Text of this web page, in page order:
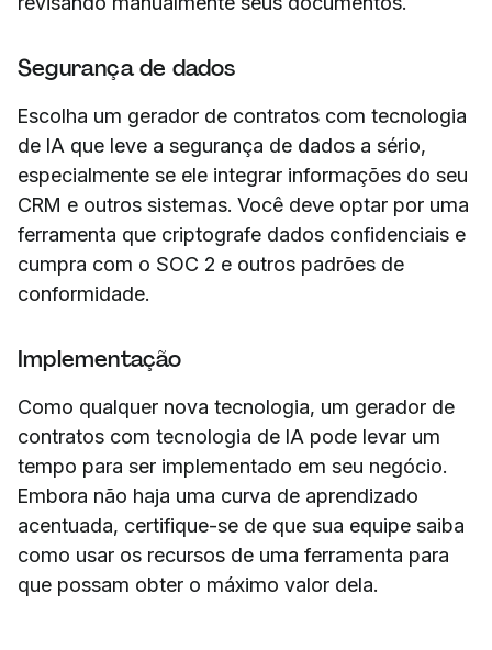
Segurança de dados
Escolha um gerador de contratos com tecnologia
de IA que leve a segurança de dados a sério,
especialmente se ele integrar informações do seu
CRM e outros sistemas. Você deve optar por uma
ferramenta que criptografe dados confidenciais e
cumpra com o SOC 2 e outros padrões de
conformidade.
Implementação
Como qualquer nova tecnologia, um gerador de
contratos com tecnologia de IA pode levar um
tempo para ser implementado em seu negócio.
Embora não haja uma curva de aprendizado
acentuada, certifique-se de que sua equipe saiba
como usar os recursos de uma ferramenta para
que possam obter o máximo valor dela.